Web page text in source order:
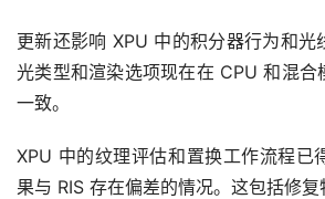
更新还影响 XPU 中的积分器行为和光
光类型和渲染选项现在在 CPU 和混合
一致。
XPU 中的纹理评估和置换工作流程已
果与 RIS 存在偏差的情况。这包括修